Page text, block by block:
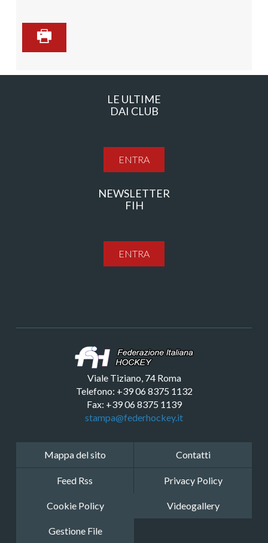
LE ULTIME
DAI CLUB
ENTRA
NEWSLETTER
FIH
ENTRA
Viale Tiziano, 74 Roma
Telefono: +39 06 8375 1132
Fax: +39 06 8375 1139
stampa@federhockey.it
Mappa del sito Contatti
Feed Rss Privacy Policy
Cookie Policy Videogallery
Gestione File